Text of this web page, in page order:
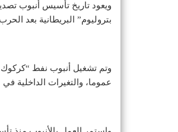
ويعود تاريخ تأسيس أنبوب
بتروليوم” البريطانية بعد
وتم تشغيل أنبوب نفط “كركوك
عموما، والتغيرات الداخلية